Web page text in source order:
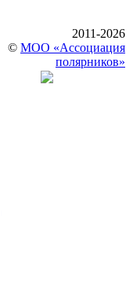
2011-2026
© МОО «Ассоциация
полярников»